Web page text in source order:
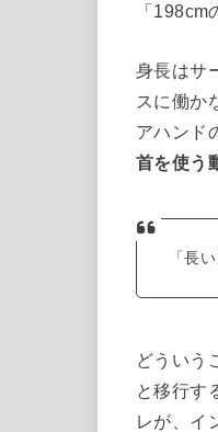
「198cm
身長はサ
スに働か
アハンド
首を使う
「長
どういう
と移行す
レが、イ